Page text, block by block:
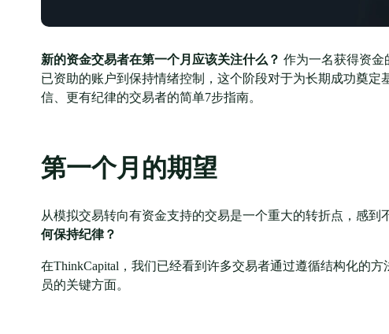
新的资金交易者在第一个月应该关注什么？ 作为一名获得资金
已资助的账户到保持情绪控制，这个阶段对于为长期成功奠
信、更有纪律的交易者的简单7步指南。
第一个月的期望
从模拟交易转向有资金支持的交易是一个重大的转折点，感到
何保持纪律？
在ThinkCapital，我们已经看到许多交易者通过遵循结构化的
员的关键方面。